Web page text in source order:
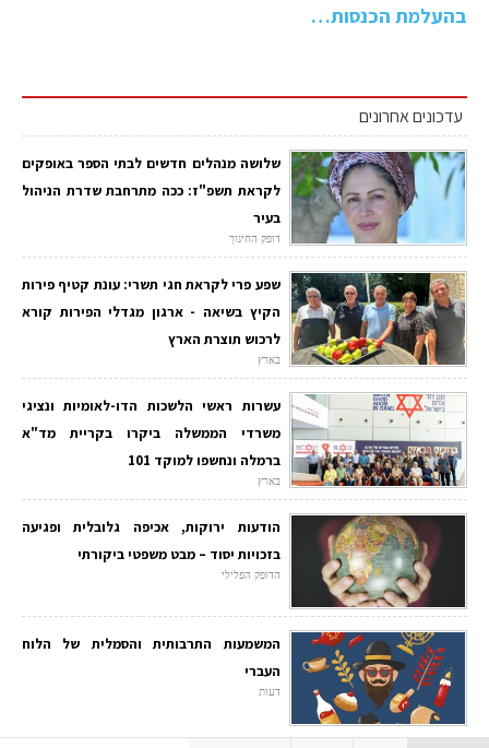
בהעלמת הכנסות…
עדכונים אחרונים
שלושה מנהלים חדשים לבתי הספר באופקים
לקראת תשפ"ז: ככה מתרחבת שדרת הניהול
בעיר
דופק החינוך
שפע פרי לקראת חגי תשרי: עונת קטיף פירות
הקיץ בשיאה - ארגון מגדלי הפירות קורא
לרכוש תוצרת הארץ
בארץ
עשרות ראשי הלשכות הדו-לאומיות ונציגי
משרדי הממשלה ביקרו בקריית מד"א
ברמלה ונחשפו למוקד 101
בארץ
הודעות ירוקות, אכיפה גלובלית ופגיעה
בזכויות יסוד – מבט משפטי ביקורתי
הדופק הפלילי
המשמעות התרבותית והסמלית של הלוח
העברי
דעות